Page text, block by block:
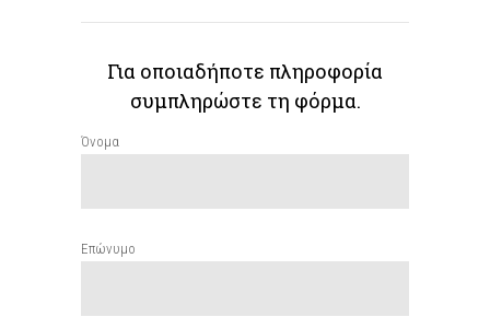
Για οποιαδήποτε πληροφορία
συμπληρώστε τη φόρμα.
Όνομα
Επώνυμο